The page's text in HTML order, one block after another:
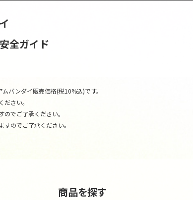
全ガイド
バンダイ販売価格(税10%込)です。
さい。
でご了承ください。
のでご了承ください。
商品を探す